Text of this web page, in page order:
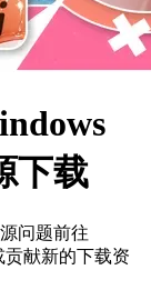
下载
问题前往
贡献新的下载资